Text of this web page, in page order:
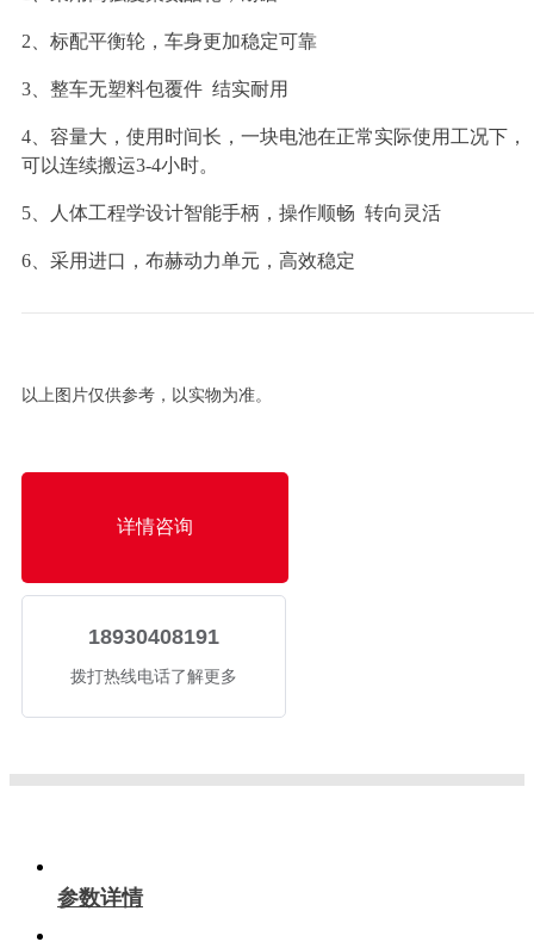
2、标配平衡轮，车身更加稳定可靠
3、整车无塑料包覆件 结实耐用
4、容量大，使用时间长，一块电池在正常实际使用工况下，
可以连续搬运3-4小时。
5、人体工程学设计智能手柄，操作顺畅 转向灵活
6、采用进口，布赫动力单元，高效稳定
以上图片仅供参考，以实物为准。
详情咨询
18930408191
拨打热线电话了解更多
参数详情